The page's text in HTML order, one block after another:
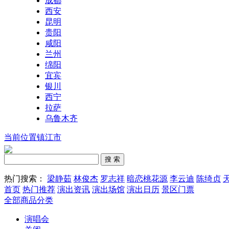
西安
昆明
贵阳
咸阳
兰州
绵阳
宜宾
银川
西宁
拉萨
乌鲁木齐
当前位置镇江市
热门搜索： 梁静茹 林俊杰 罗志祥 暗恋桃花源 李云迪 陈绮贞
首页 热门推荐 演出资讯 演出场馆 演出日历 景区门票
全部商品分类
演唱会